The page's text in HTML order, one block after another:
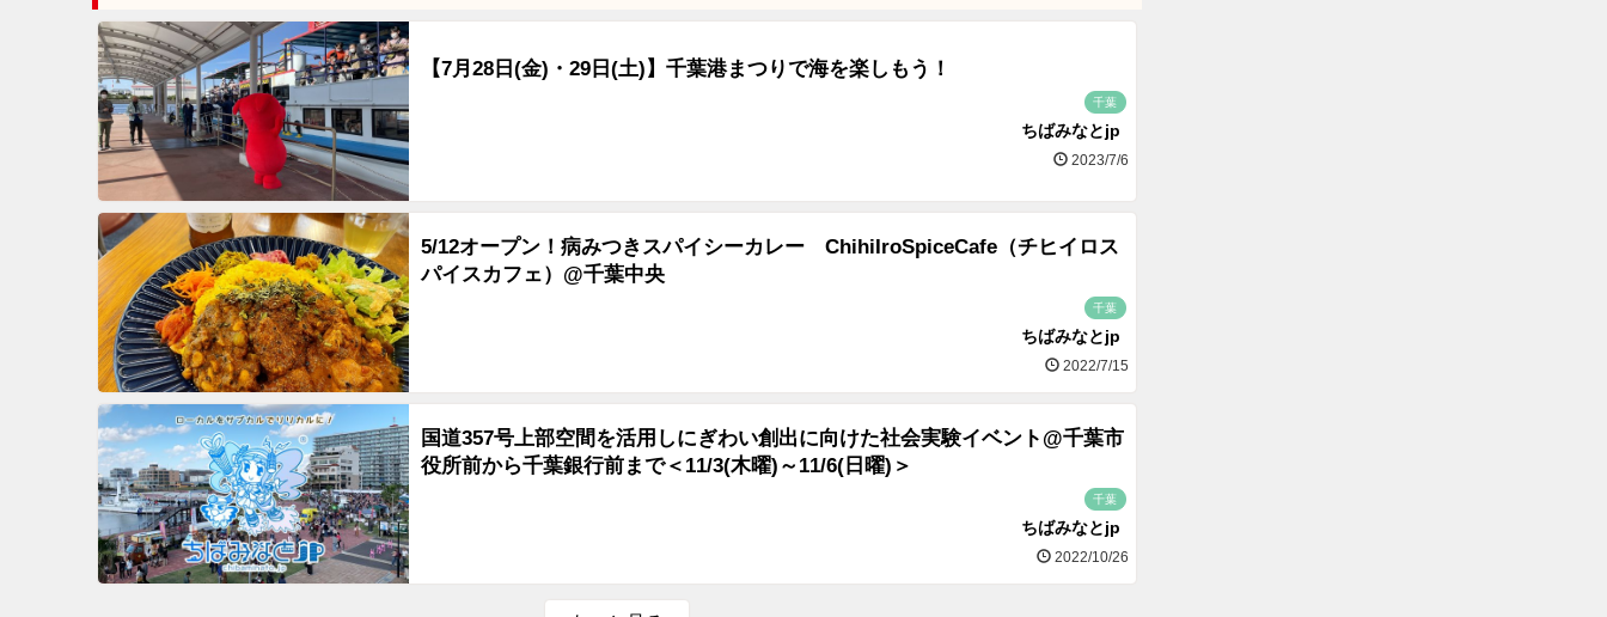
【7月28日(金)・29日(土)】千葉港まつりで海を楽しもう！
千葉
ちばみなとjp
2023/7/6
5/12オープン！病みつきスパイシーカレー ChihiIroSpiceCafe（チヒイロス
パイスカフェ）@千葉中央
千葉
ちばみなとjp
2022/7/15
国道357号上部空間を活用しにぎわい創出に向けた社会実験イベント@千葉市
役所前から千葉銀行前まで＜11/3(木曜)～11/6(日曜)＞
千葉
ちばみなとjp
2022/10/26